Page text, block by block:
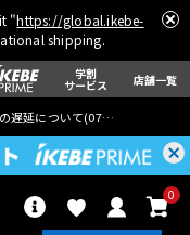
"https://global.ikebe-
shipping.
学割
サービス 店舗一覧
遅延について(07月29日
0